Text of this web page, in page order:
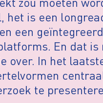
het is een
een geïntegreerd
En dat is
over. In het
te